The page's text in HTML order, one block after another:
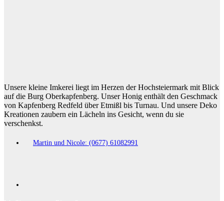
Unsere kleine Imkerei liegt im Herzen der Hochsteiermark mit Blick
auf die Burg Oberkapfenberg. Unser Honig enthält den Geschmack
von Kapfenberg Redfeld über Etmißl bis Turnau. Und unsere Deko
Kreationen zaubern ein Lächeln ins Gesicht, wenn du sie
verschenkst.
Martin und Nicole: (0677) 61082991